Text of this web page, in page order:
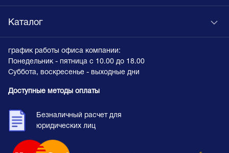
Каталог
график работы офиса компании:
Понедельник - пятница с 10.00 до 18.00
Суббота, воскресенье - выходные дни
Доступные методы оплаты
Безналичный расчет для
юридических лиц